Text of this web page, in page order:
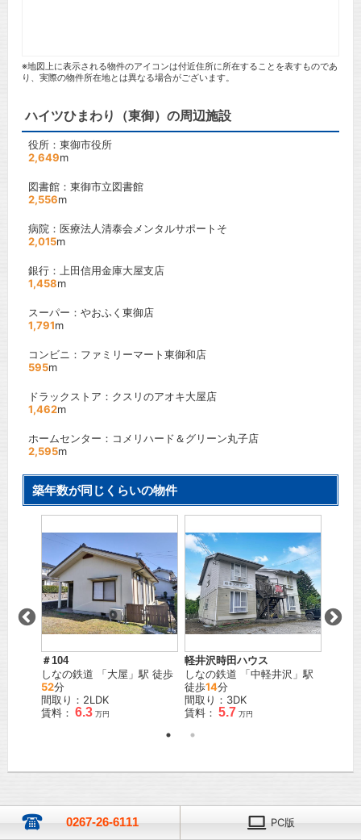
※地図上に表示される物件のアイコンは付近住所に所在することを表すものであ
り、実際の物件所在地とは異なる場合がございます。
ハイツひまわり（東御）の周辺施設
役所：東御市役所
2,649m
図書館：東御市立図書館
2,556m
病院：医療法人清泰会メンタルサポートそ
2,015m
銀行：上田信用金庫大屋支店
1,458m
スーパー：やおふく東御店
1,791m
コンビニ：ファミリーマート東御和店
595m
ドラックストア：クスリのアオキ大屋店
1,462m
ホームセンター：コメリハード＆グリーン丸子店
2,595m
築年数が同じくらいの物件
＃104
しなの鉄道 「大屋 」駅 徒歩
52分
間取り：2LDK
賃料： 6.3 万円
軽井沢時田ハウス
しなの鉄道 「中軽井沢 」駅
徒歩14分
間取り：3DK
賃料： 5.7 万円
0267-26-6111 PC版